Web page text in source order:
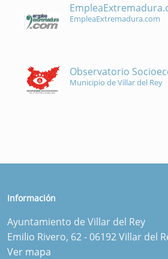
EmpleaExtremadura.com
Observatorio
Municipio de Villar del Rey
Información
Ayuntamiento de Villar del Rey
Emilio Rivero, 62 - 06192 Villar del
Ver mapa